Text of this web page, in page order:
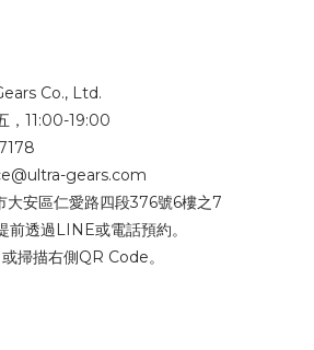
Co., Ltd.
，11:00-19:00
gears.com
安區仁愛路四段376號6樓之7
前透過LINE或電話預約。
掃描右側QR Code。